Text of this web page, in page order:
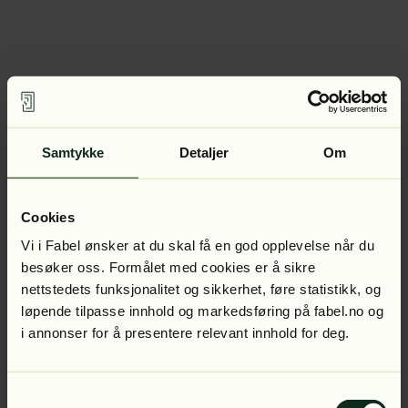
Samtykke Detaljer Om
Cookies
Vi i Fabel ønsker at du skal få en god opplevelse når du
besøker oss. Formålet med cookies er å sikre
nettstedets funksjonalitet og sikkerhet, føre statistikk, og
løpende tilpasse innhold og markedsføring på fabel.no og
i annonser for å presentere relevant innhold for deg.